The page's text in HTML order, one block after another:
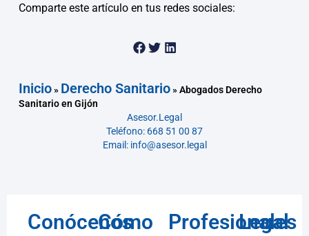
Comparte este artículo en tus redes sociales:
Inicio» Derecho Sanitario»Abogados Derecho
Sanitario en Gijón
Asesor.Legal
Teléfono: 668 51 00 87
Email: info@asesor.legal
Conócenos
Cómo
Profesionales
Legal